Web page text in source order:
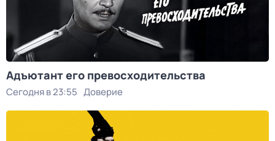
Адъютант его превосходительства
Сегодня в 23:55 Доверие